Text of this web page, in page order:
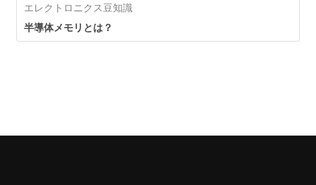
エレクトロニクス豆知識
半導体メモリとは？